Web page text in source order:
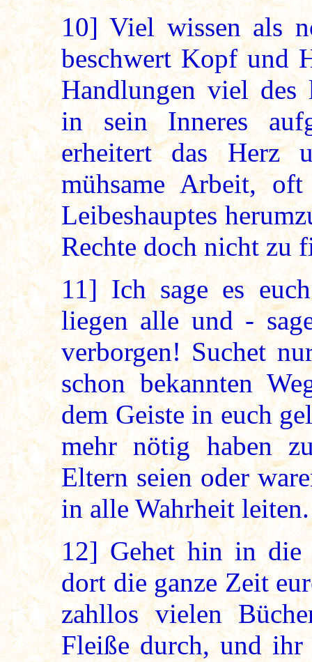
10] Viel wissen als
beschwert Kopf und
Handlungen viel des
in sein Inneres
erheitert das Herz
mühsame Arbeit,
Leibeshauptes
Rechte doch nicht zu
11] Ich sage es
liegen alle und -
verborgen! Suchet
schon bekannten
dem Geiste in euch
mehr nötig haben
Eltern seien oder
in alle Wahrheit leiten.
12] Gehet hin in die
dort die ganze Zeit
zahllos vielen
Fleiße durch, und ihr